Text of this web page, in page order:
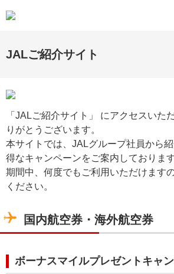
JALご紹介サイト
「JALご紹介サイト」 にアクセスいた
りがとうございます。
本サイトでは、JALグループ社員から
得なキャンペーンをご案内しております
期間中、何度でもご利用いただけます
ください。
国内航空券・海外航空券
ボーナスマイルプレゼントキャ